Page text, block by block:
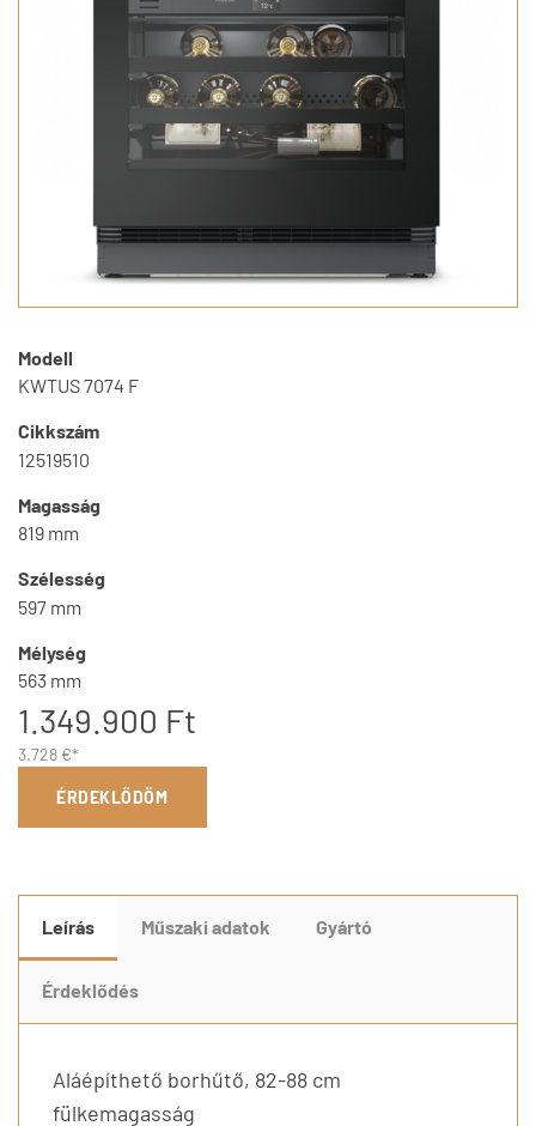
Modell
KWTUS 7074 F
Cikkszám
12519510
Magasság
819 mm
Szélesség
597 mm
Mélység
563 mm
1.349.900 Ft
3.728 €*
ÉRDEKLŐDÖM
Leírás Műszaki adatok Gyártó
Érdeklődés
Aláépíthető borhűtő, 82-88 cm
fülkemagasság